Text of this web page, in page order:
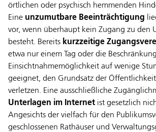
örtlichen oder psychisch hemmenden
Eine unzumutbare Beeinträchtigung
vor, wenn überhaupt kein Zugang zu den
besteht. Bereits kurzzeitige
etwa nur einem Tag oder die
Einsichtnahmemöglichkeit auf wenige
geeignet, den Grundsatz der
verletzen. Eine ausschließliche
Unterlagen im Internet ist gesetzlich
Angesichts der vielfach für den
geschlossenen Rathäuser und